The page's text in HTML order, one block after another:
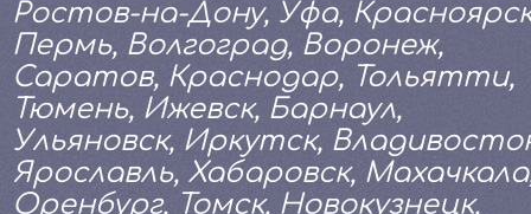
Ростов-на-Дону, Уфа,
Пермь, Волгоград, Воронеж,
Саратов, Краснодар, Тольятти,
Тюмень, Ижевск, Барнаул,
Ульяновск, Иркутск,
Ярославль, Хабаровск,
Оренбург, Томск, Новокузнецк,